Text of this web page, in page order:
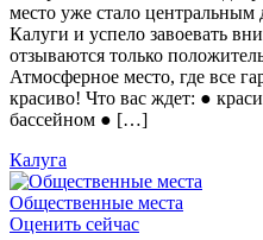
место уже стало
Калуги и успело завоевать
отзываются только
Атмосферное место, где все
красиво! Что вас ждет: ●
бассейном ● […]
Калуга
Общественные места
Оценить сейчас